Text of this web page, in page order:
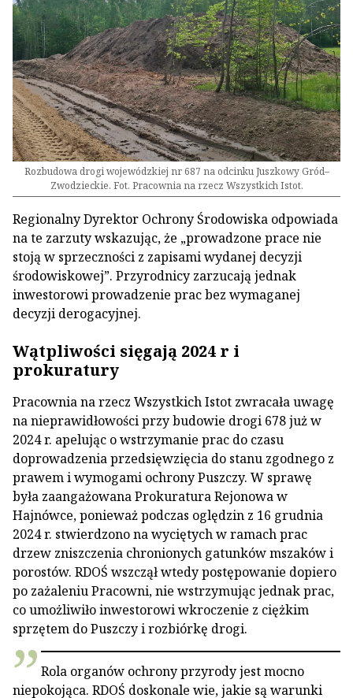
Rozbudowa drogi wojewódzkiej nr 687 na odcinku Juszkowy Gród–
Zwodzieckie. Fot. Pracownia na rzecz Wszystkich Istot.
Regionalny Dyrektor Ochrony Środowiska odpowiada
na te zarzuty wskazując, że „prowadzone prace nie
stoją w sprzeczności z zapisami wydanej decyzji
środowiskowej”. Przyrodnicy zarzucają jednak
inwestorowi prowadzenie prac bez wymaganej
decyzji derogacyjnej.
Wątpliwości sięgają 2024 r i
prokuratury
Pracownia na rzecz Wszystkich Istot zwracała uwagę
na nieprawidłowości przy budowie drogi 678 już w
2024 r. apelując o wstrzymanie prac do czasu
doprowadzenia przedsięwzięcia do stanu zgodnego z
prawem i wymogami ochrony Puszczy. W sprawę
była zaangażowana Prokuratura Rejonowa w
Hajnówce, ponieważ podczas oględzin z 16 grudnia
2024 r. stwierdzono na wyciętych w ramach prac
drzew zniszczenia chronionych gatunków mszaków i
porostów. RDOŚ wszczął wtedy postępowanie dopiero
po zażaleniu Pracowni, nie wstrzymując jednak prac,
co umożliwiło inwestorowi wkroczenie z ciężkim
sprzętem do Puszczy i rozbiórkę drogi.
Rola organów ochrony przyrody jest mocno
niepokojąca. RDOŚ doskonale wie, jakie są warunki